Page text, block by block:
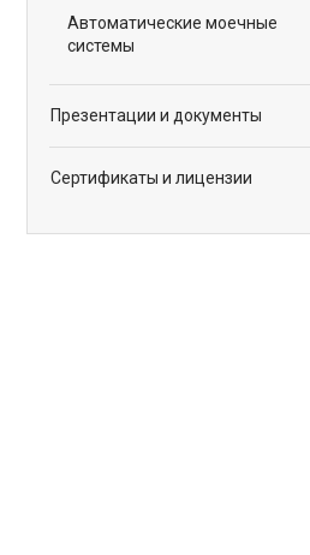
Автоматические моечные
системы
Презентации и документы
Сертификаты и лицензии